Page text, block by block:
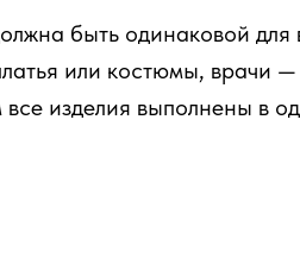
быть одинаковой
или костюмы, врачи
изделия выполнены в